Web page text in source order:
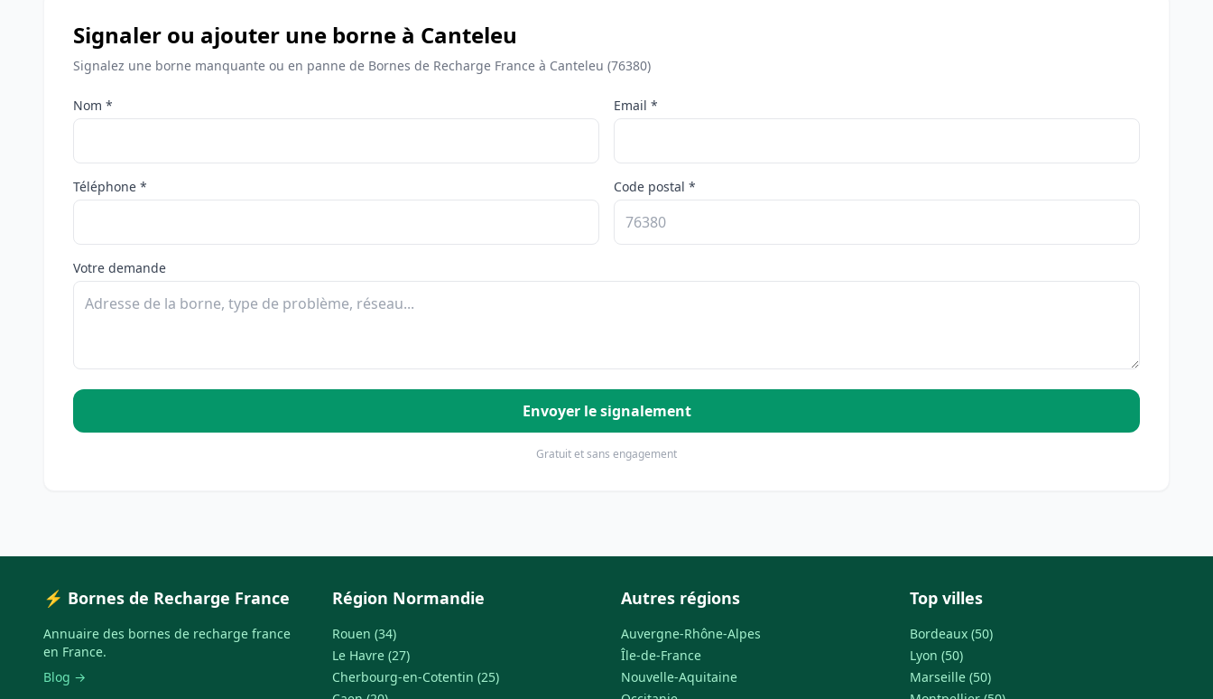
Signaler ou ajouter une borne à Canteleu
Signalez une borne manquante ou en panne de Bornes de Recharge France à Canteleu (76380)
Nom * Email *
Téléphone * Code postal *
Votre demande
Envoyer le signalement
Gratuit et sans engagement
⚡ Bornes de Recharge France
Annuaire des bornes de recharge france
en France.
Blog →
Région Normandie
Rouen (34)
Le Havre (27)
Cherbourg-en-Cotentin (25)
Autres régions
Auvergne-Rhône-Alpes
Île-de-France
Nouvelle-Aquitaine
Top villes
Bordeaux (50)
Lyon (50)
Marseille (50)